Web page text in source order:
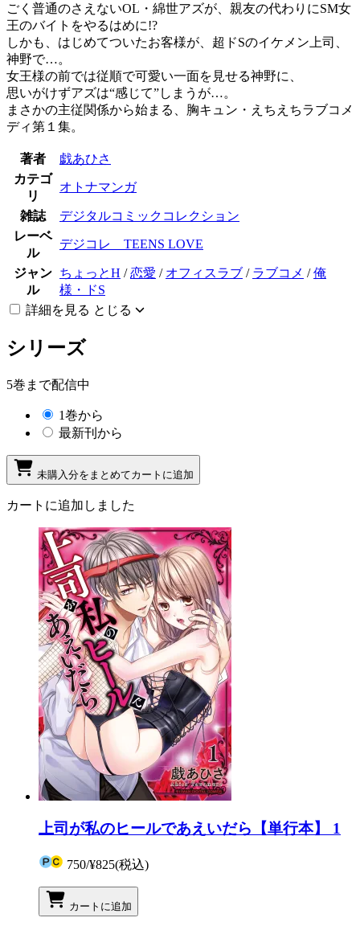
ごく普通のさえないOL・綿世アズが、親友の代わりにSM女
王のバイトをやるはめに!?
しかも、はじめてついたお客様が、超ドSのイケメン上司、
神野で…。
女王様の前では従順で可愛い一面を見せる神野に、
思いがけずアズは“感じて”しまうが…。
まさかの主従関係から始まる、胸キュン・えちえちラブコメ
ディ第１集。
著者
戯あひさ
カテゴ
リ
オトナマンガ
雑誌
デジタルコミックコレクション
レーベ
ル
デジコレ TEENS LOVE
ジャン
ル
ちょっとH /恋愛 / オフィスラブ / ラブコメ /俺
様・ドS
詳細を見る とじる
シリーズ
5巻まで配信中
1巻から
最新刊から
未購入分をまとめてカートに追加
カートに追加しました
上司が私のヒールであえいだら【単行本】 1
750/¥825(税込)
カートに追加